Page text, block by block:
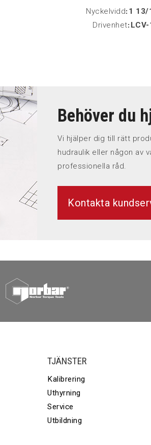
Nyckelvidd: 1 13/
Drivenhet:
Behöver du
Vi hjälper dig till rätt
hudraulik eller någon av
professionella råd.
Kontakta
TJÄNSTER
Kalibrering
Uthyrning
Service
Utbildning